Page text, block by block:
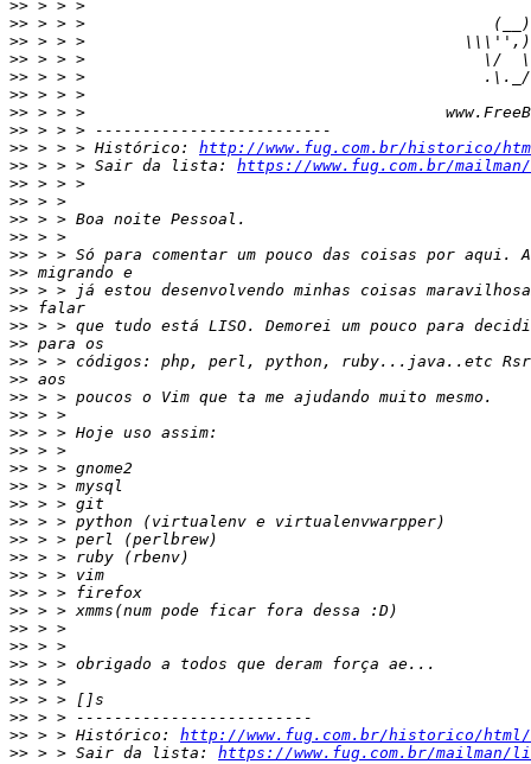
>>
>>
>>
>>
>>
>>
>>
>>
>> > > > Histórico: http://www.fug.com.br/historico/
>> > > > Sair da lista: https://www.fug.com.br/
>>
>>
>>
>>
>>
>>
>>
>>
>>
>>
>>
>>
>>
>>
>>
>>
>>
>>
>>
>>
>>
>>
>>
>>
>>
>>
>>
>>
>>
>>
>>
>> > > Histórico: http://www.fug.com.br/historico/
>> > > Sair da lista: https://www.fug.com.br/